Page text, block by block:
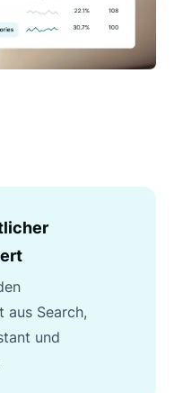
aus Search,
und